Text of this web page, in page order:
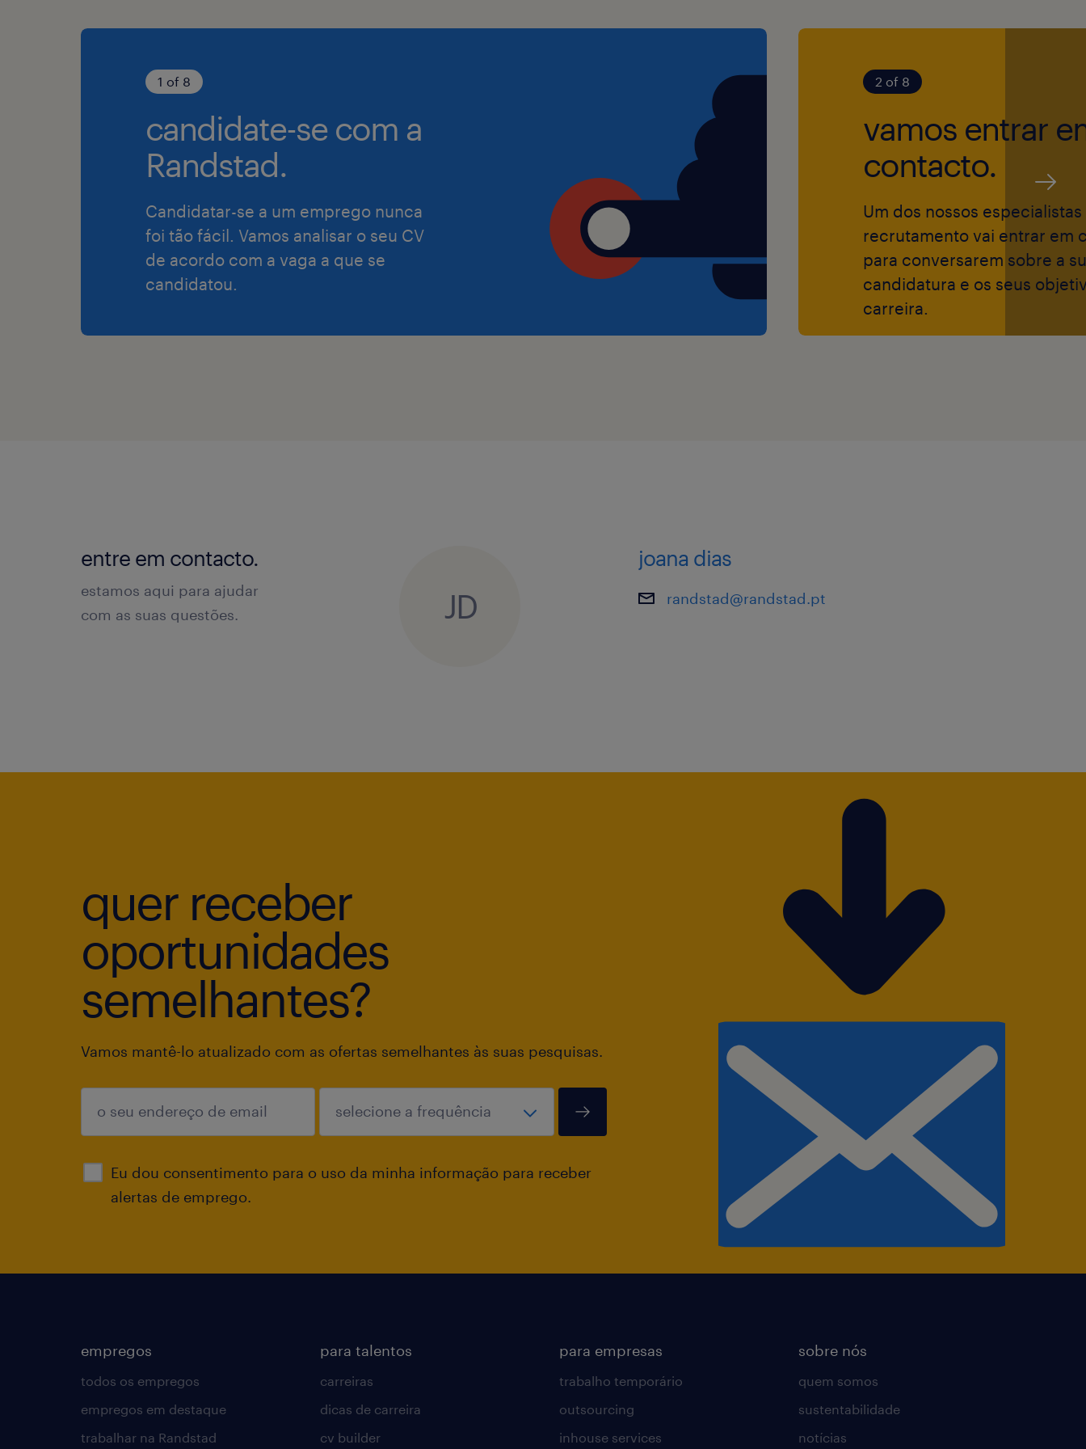
compromisso de garantir que o nosso processo de
recrutamento e contratação satisfaça as necessidades
Preocupamo-nos com a igualdade de oportunidades,
independentemente de etnia, cor, religião, sexo,
orientação sexual,
informações genéticas, incapacidade ou qualquer
1 of 8
candidate-se com a
Randstad.
Candidatar-se a um emprego nunca
foi tão fácil. Vamos analisar o seu CV
de acordo com a vaga a que se
candidatou.
2 of 8
vamos entrar
contacto.
Um dos nossos
recrutamento vai entrar em
para conversarem sobre a
candidatura e os seus
carreira.
entre em contacto.
estamos aqui para ajudar
com as suas questões.
JD
joana dias
randstad@randstad.pt
quer receber
oportunidades
semelhantes?
Vamos mantê-lo atualizado com as ofertas semelhantes às suas pesquisas.
Eu dou consentimento para o uso da minha informação para receber
alertas de emprego.
enviar
empregos
todos os empregos
empregos em destaque
trabalhar na Randstad
para talentos
carreiras
dicas de carreira
cv builder
para empresas
trabalho temporário
outsourcing
inhouse services
sobre nós
quem somos
sustentabilidade
notícias